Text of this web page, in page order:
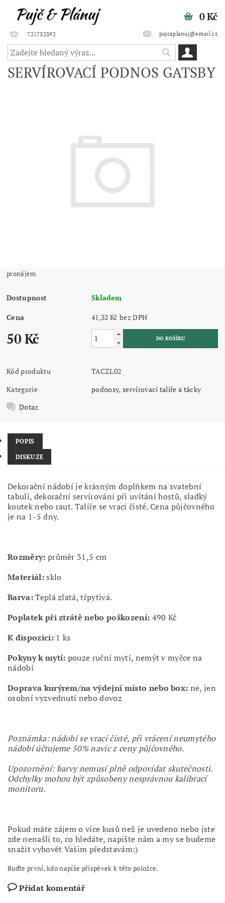
721732392 pujcaplanuj@email.cz
0 Kč
SERVÍROVACÍ PODNOS GATSBY
pronájem
Dostupnost Skladem
Cena 41,32 Kč bez DPH
50 Kč
Kód produktu
TACZL02
Kategorie
podnosy, servírovací talíře a tácky
Dotaz
POPIS
DISKUZE
Dekorační nádobí je krásným doplňkem na svatební
tabuli, dekorační servírování při uvítání hostů, sladký
koutek nebo raut. Talíře se vrací čisté. Cena půjčovného
je na 1-5 dny.
Rozměry: průměr 31,5 cm
Materiál:sklo
Barva:Teplá zlatá, třpytivá.
Poplatek při ztrátě nebo poškození: 490 Kč
K dispozici: 1 ks
Pokyny k mytí: pouze ruční mytí, nemýt v myčce na
nádobí
Doprava kurýrem/na výdejní místo nebo box: ne, jen
osobní vyzvednutí nebo dovoz
Poznámka: nádobí se vrací čisté, při vrácení neumytého
nádobí účtujeme 50% navíc z ceny půjčovného.
Upozornění: barvy nemusí plně odpovídat skutečnosti.
Odchylky mohou být způsobeny nesprávnou kalibrací
monitoru.
Pokud máte zájem o více kusů než je uvedeno nebo jste
zde nenašli to, co hledáte, napište nám a my se budeme
snažit vyhovět Vašim představám:)
Buďte první, kdo napíše příspěvek k této položce.
Přidat komentář